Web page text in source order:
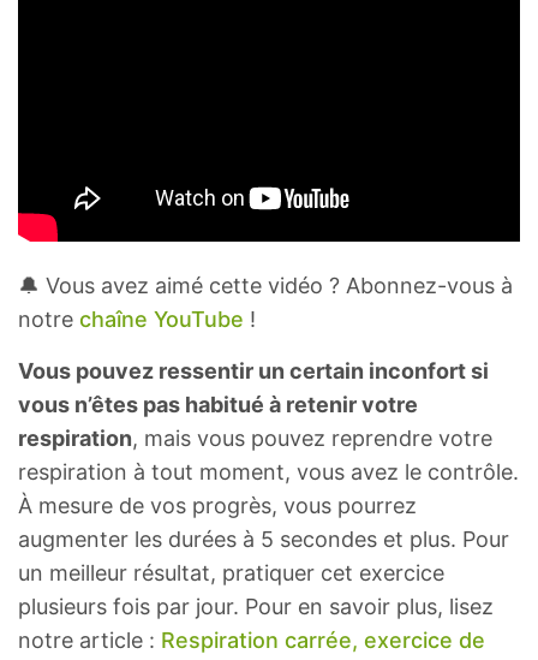
🔔 Vous avez aimé cette vidéo ? Abonnez-vous à
notre chaîne YouTube !
Vous pouvez ressentir un certain inconfort si
vous n’êtes pas habitué à retenir votre
respiration, mais vous pouvez reprendre votre
respiration à tout moment, vous avez le contrôle.
À mesure de vos progrès, vous pourrez
augmenter les durées à 5 secondes et plus. Pour
un meilleur résultat, pratiquer cet exercice
plusieurs fois par jour. Pour en savoir plus, lisez
notre article : Respiration carrée, exercice de